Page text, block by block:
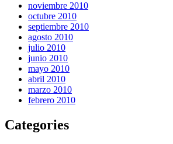
noviembre 2010
octubre 2010
septiembre 2010
agosto 2010
julio 2010
junio 2010
mayo 2010
abril 2010
marzo 2010
febrero 2010
Categories